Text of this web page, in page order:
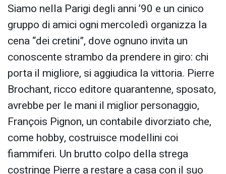
Siamo nella Parigi degli anni ’90 e un cinico
gruppo di amici ogni mercoledì organizza la
cena “dei cretini”, dove ognuno invita un
conoscente strambo da prendere in giro: chi
porta il migliore, si aggiudica la vittoria. Pierre
Brochant, ricco editore quarantenne, sposato,
avrebbe per le mani il miglior personaggio,
François Pignon, un contabile divorziato che,
come hobby, costruisce modellini coi
fiammiferi. Un brutto colpo della strega
costringe Pierre a restare a casa con il suo